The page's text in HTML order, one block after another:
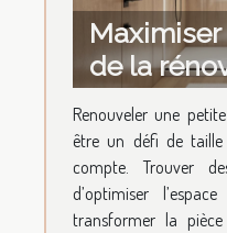
de la
petite
Renouveler une
être un défi de taille
compte. Trouver
d’optimiser
transformer la